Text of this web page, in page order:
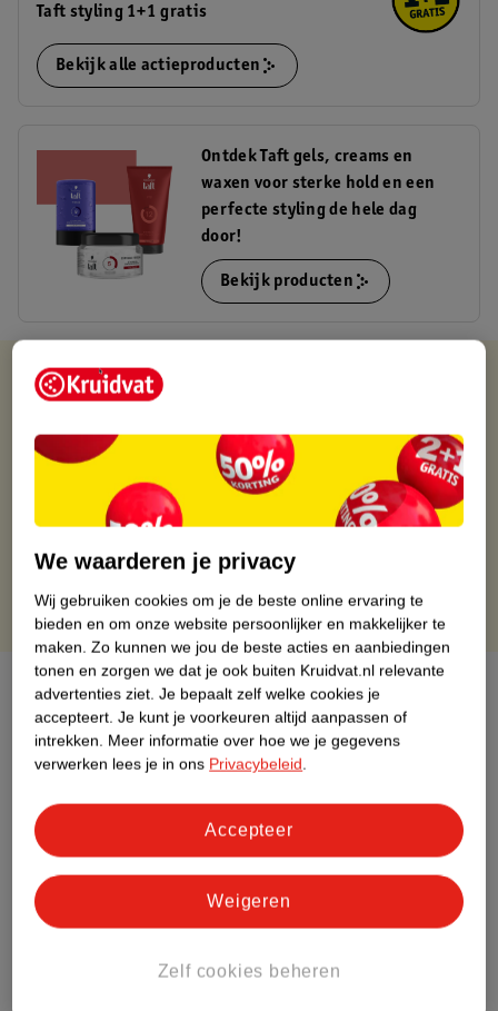
Taft styling 1+1 gratis
Bekijk alle actieproducten
Ontdek Taft gels, creams en
waxen voor sterke hold en een
perfecte styling de hele dag
door!
Bekijk producten
Kruidvat is altijd voordelig
Gratis ophalen in de winkel
Op werkdagen voor 22:00 uur besteld, volgende dag in huis
Gratis thuisbezorgd vanaf 50.00
Gratis retourneren binnen 30 dagen
Over dit product
Productinformatie
Etiketinformatie
Nature Impact Score
Dit product heeft (nog) geen Nature
Impact Score.
We waarderen je privacy
Wij gebruiken cookies om je de beste online ervaring te
bieden en om onze website persoonlijker en makkelijker te
maken. Zo kunnen we jou de beste acties en aanbiedingen
tonen en zorgen we dat je ook buiten Kruidvat.nl relevante
advertenties ziet. Je bepaalt zelf welke cookies je
accepteert. Je kunt je voorkeuren altijd aanpassen of
intrekken. Meer informatie over hoe we je gegevens
verwerken lees je in ons Privacybeleid.
Zelf cookies beheren
Weigeren
Accepteer